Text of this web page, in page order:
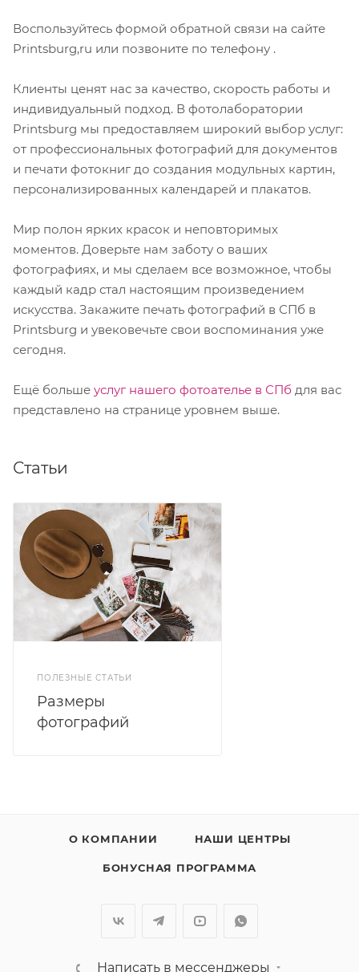
Воспользуйтесь формой обратной связи на сайте
Printsburg,ru или позвоните по телефону .
Клиенты ценят нас за качество, скорость работы и
индивидуальный подход. В фотолаборатории
Printsburg мы предоставляем широкий выбор услуг:
от профессиональных фотографий для документов
и печати фотокниг до создания модульных картин,
персонализированных календарей и плакатов.
Мир полон ярких красок и неповторимых
моментов. Доверьте нам заботу о ваших
фотографиях, и мы сделаем все возможное, чтобы
каждый кадр стал настоящим произведением
искусства. Закажите печать фотографий в СПб в
Printsburg и увековечьте свои воспоминания уже
сегодня.
Ещё больше услуг нашего фотоателье в СПб для вас
представлено на странице уровнем выше.
Статьи
ПОЛЕЗНЫЕ СТАТЬИ
Размеры
фотографий
О КОМПАНИИ НАШИ ЦЕНТРЫ
БОНУСНАЯ ПРОГРАММА
Написать в мессенджеры